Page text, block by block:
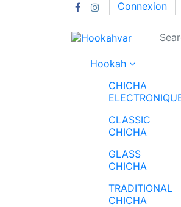
Connexion
Hookah
CHICHA
CLASSIC
CHICHA
GLASS
CHICHA
TRADITIONAL
CHICHA